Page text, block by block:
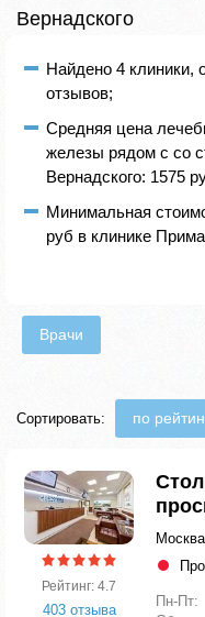
Вернадского
Найдено 4 клиники,
отзывов;
Средняя цена
железы рядом с со
Вернадского: 1575
Минимальная
руб в клинике
Врачи
Сортировать: по
Рейтинг: 4.7
403 отзыва
Пн-Пт: